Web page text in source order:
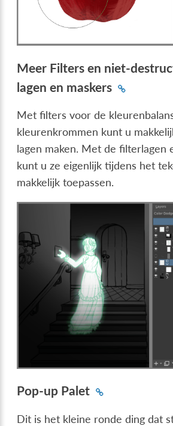
Meer Filters en niet-
lagen en maskers
Met filters voor de
kleurenkrommen kunt u
lagen maken. Met de filterlagen
kunt u ze eigenlijk tijdens het
makkelijk toepassen.
Pop-up Palet
Dit is het kleine ronde ding dat